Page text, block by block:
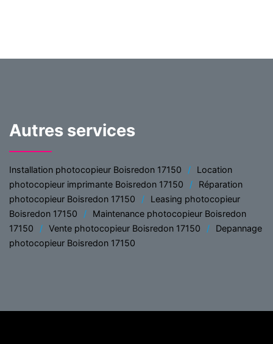
Autres services
Installation photocopieur Boisredon 17150
Location
photocopieur imprimante Boisredon 17150
Réparation
photocopieur Boisredon 17150
Leasing photocopieur
Boisredon 17150
Maintenance photocopieur Boisredon
17150
Vente photocopieur Boisredon 17150
Depannage
photocopieur Boisredon 17150